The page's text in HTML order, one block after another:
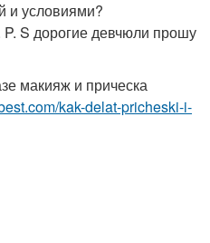
и условиями?
S дорогие девчюли прошу
макияж и прическа
kak-delat-pricheski-i-